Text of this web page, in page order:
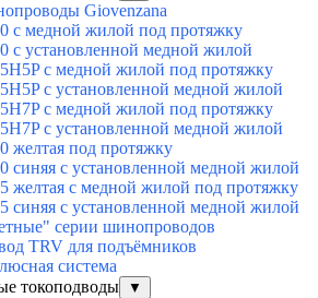
Giovenzana
с медной жилой под протяжку
с установленной медной жилой
с медной жилой под протяжку
с установленной медной жилой
с медной жилой под протяжку
с установленной медной жилой
желтая под протяжку
синяя с установленной медной жилой
желтая с медной жилой под протяжку
синяя с установленной медной жилой
серии шинопроводов
TRV для подъёмников
система
токоподводы
▼